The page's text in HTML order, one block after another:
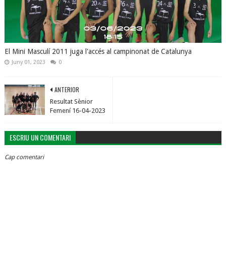
El Mini Masculí 2011 juga l'accés al campinonat de Catalunya
Juny 01, 2023 0
ANTERIOR
Resultat Sènior
Femení 16-04-2023
ESCRIU UN COMENTARI
Cap comentari